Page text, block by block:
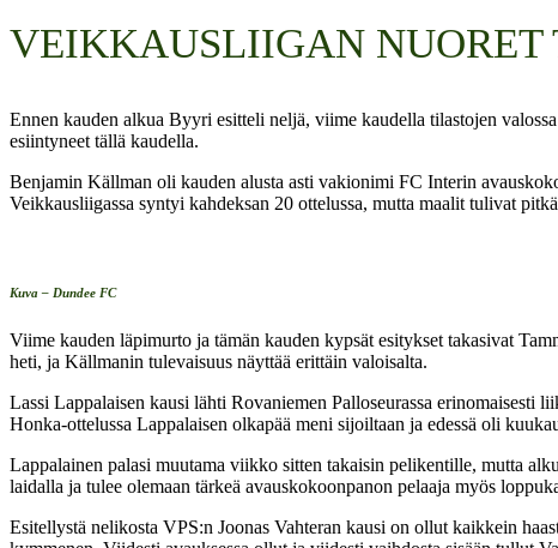
VEIKKAUSLIIGAN NUORET
Ennen kauden alkua Byyri esitteli neljä, viime kaudella tilastojen
esiintyneet tällä kaudella.
Benjamin Källman oli kauden alusta asti vakionimi FC Interin
Veikkausliigassa syntyi kahdeksan 20 ottelussa, mutta maalit tulivat
Kuva – Dundee FC
Viime kauden läpimurto ja tämän kauden kypsät esitykset takasivat
heti, ja Källmanin tulevaisuus näyttää erittäin valoisalta.
Lassi Lappalaisen kausi lähti Rovaniemen Palloseurassa
Honka-ottelussa Lappalaisen olkapää meni sijoiltaan ja edessä oli
Lappalainen palasi muutama viikko sitten takaisin pelikentille, mutta
laidalla ja tulee olemaan tärkeä avauskokoonpanon pelaaja myös
Esitellystä nelikosta VPS:n Joonas Vahteran kausi on ollut kaikkein